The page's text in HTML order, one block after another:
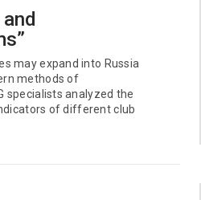
may expand into Russia
methods of
specialists analyzed the
of different club